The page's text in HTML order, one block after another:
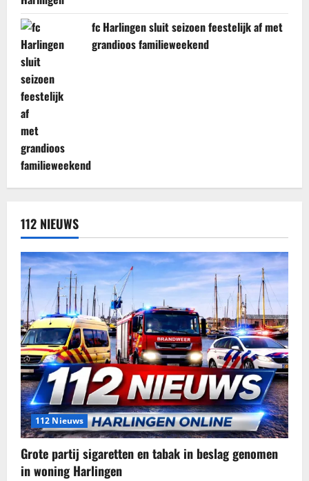
fc Harlingen sluit seizoen feestelijk af met
grandioos familieweekend
112 NIEUWS
112 Nieuws
Grote partij sigaretten en tabak in beslag genomen
in woning Harlingen